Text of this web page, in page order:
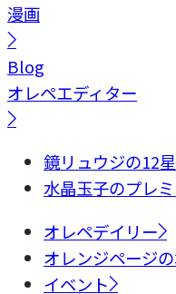
漫画
Blog
オレペエディター
鏡リュウジの12
水晶玉子のプレ
オレペデイリー
オレンジページ
イベント